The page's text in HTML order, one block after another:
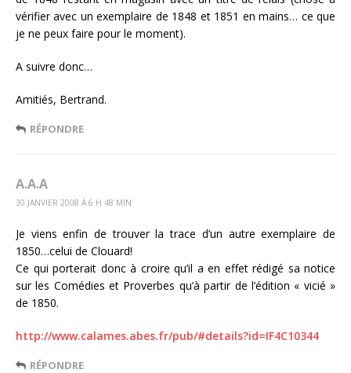
vérifier avec un exemplaire de 1848 et 1851 en mains… ce que
je ne peux faire pour le moment).
A suivre donc…
Amitiés, Bertrand.
RÉPONDRE
A.A.A
30 JANVIER 2008 Á 6 H 48 MIN
Je viens enfin de trouver la trace d’un autre exemplaire de
1850…celui de Clouard!
Ce qui porterait donc à croire qu’il a en effet rédigé sa notice
sur les Comédies et Proverbes qu’à partir de l’édition « vicié »
de 1850.
http://www.calames.abes.fr/pub/#details?id=IF4C10344
RÉPONDRE